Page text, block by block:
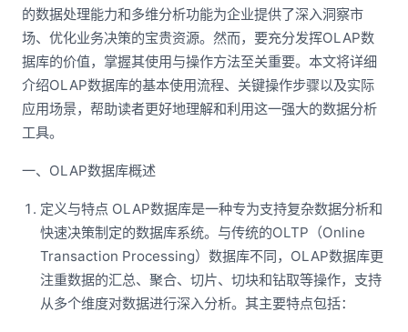
的数据处理能力和多维分析功能为企业提供了深入洞察市
场、优化业务决策的宝贵资源。然而，要充分发挥OLAP数
据库的价值，掌握其使用与操作方法至关重要。本文将详细
介绍OLAP数据库的基本使用流程、关键操作步骤以及实际
应用场景，帮助读者更好地理解和利用这一强大的数据分析
工具。
一、OLAP数据库概述
定义与特点 OLAP数据库是一种专为支持复杂数据分析和
快速决策制定的数据库系统。与传统的OLTP（Online
Transaction Processing）数据库不同，OLAP数据库更
注重数据的汇总、聚合、切片、切块和钻取等操作，支持
从多个维度对数据进行深入分析。其主要特点包括：